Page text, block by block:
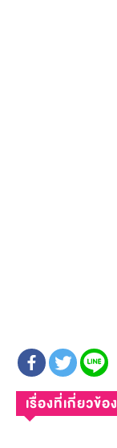
เรื่องที่เกี่ยวข้อง